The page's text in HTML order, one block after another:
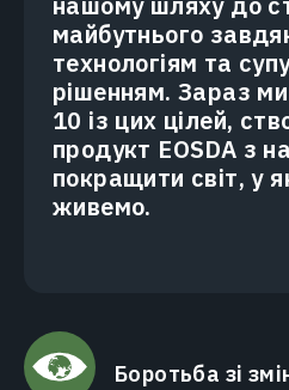
майбутнього
технологіям та
рішенням. Зараз
10 із цих цілей,
продукт EOSDA з
покращити світ, у
живемо.
Боротьба зі